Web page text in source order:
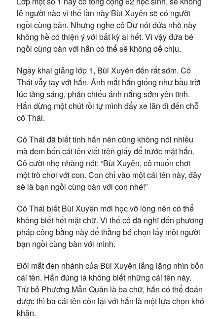
lẻ người nào vì thế lần này Bùi Xuyên sẽ có người
ngồi cùng bàn. Nhưng nghe cô Dư nói đứa nhỏ này
không hề có thiện ý với bất kỳ ai hết. Vì vậy đứa bé
ngồi cùng bàn với hắn có thể sẽ không dễ chịu.
Ngày khai giảng lớp 1, Bùi Xuyên đến rất sớm. Cô
Thái vẫy tay với hắn. Ánh mắt hắn giống như bầu trời
lúc tảng sáng, phản chiếu ánh nắng sớm yên tĩnh.
Hắn dừng một chút rồi tự mình đẩy xe lăn đi đến chỗ
cô Thái.
Cô Thái đã biết tính hắn nên cũng không nói nhiều
mà đem bốn cái tên viết trên giấy để trước mặt hắn.
Cô cười nhẹ nhàng nói: “Bùi Xuyên, cô muốn chơi
một trò chơi với con. Con chỉ vào một cái tên này, đây
sẽ là bạn ngồi cùng bàn với con nhé!”
Cô Thái biết Bùi Xuyên mới học vỡ lòng nên có thể
không biết hết mặt chữ. Vì thế cô đã nghĩ đến phương
pháp công bằng này để thằng bé chọn lấy một người
bạn ngồi cùng bàn với mình.
Đôi mắt đen nhánh của Bùi Xuyên lẳng lặng nhìn bốn
cái tên. Hắn đúng là không biết những cái tên này.
Trừ bỏ Phương Mẫn Quân là ba chữ, hắn có thể đoán
được thì ba cái tên còn lại với hắn là một lựa chọn khó
khăn.